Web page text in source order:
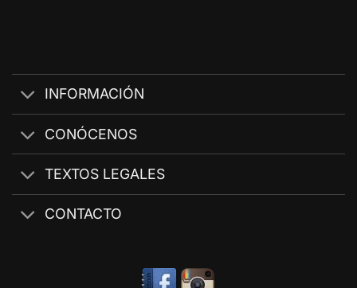
INFORMACIÓN
CONÓCENOS
TEXTOS LEGALES
CONTACTO